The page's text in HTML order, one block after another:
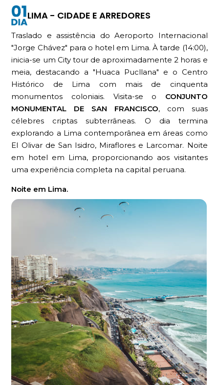
LIMA - CIDADE E ARREDORES
Traslado e assistência do Aeroporto Internacional
"Jorge Chávez" para o hotel em Lima. À tarde (14:00),
inicia-se um City tour de aproximadamente 2 horas e
meia, destacando a "Huaca Pucllana" e o Centro
Histórico de Lima com mais de cinquenta
monumentos coloniais. Visita-se o CONJUNTO
MONUMENTAL DE SAN FRANCISCO, com suas
célebres criptas subterrâneas. O dia termina
explorando a Lima contemporânea em áreas como
El Olivar de San Isidro, Miraflores e Larcomar. Noite
em hotel em Lima, proporcionando aos visitantes
uma experiência completa na capital peruana.
Noite em Lima.